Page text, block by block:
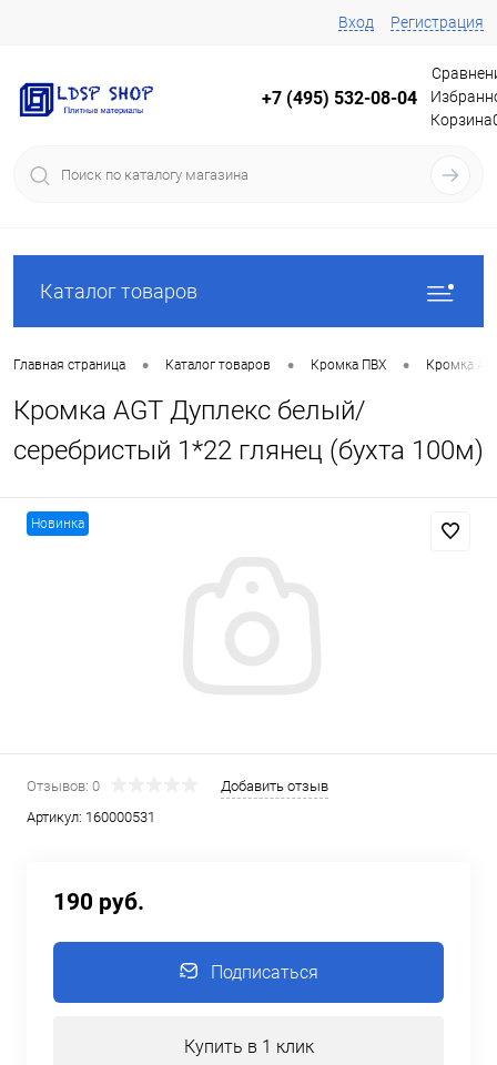
Вход Регистрация
+7 (495) 532-08-04
Корзина
Каталог товаров
Главная страница • Каталог товаров • Кромка ПВХ • Кромка
Кромка AGT Дуплекс белый/
серебристый 1*22 глянец (бухта 100м)
Новинка
Отзывов: 0
Добавить отзыв
Артикул: 160000531
190 руб.
Подписаться
Купить в 1 клик